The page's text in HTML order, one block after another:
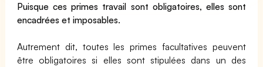
Puisque ces primes travail sont obligatoires, elles sont
encadrées et imposables.
Autrement dit, toutes les primes facultatives peuvent
être obligatoires si elles sont stipulées dans un des